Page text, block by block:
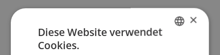
Stockhammer, D. (2020). Reuse as a Design
×
Diese Website verwendet
Cookies.